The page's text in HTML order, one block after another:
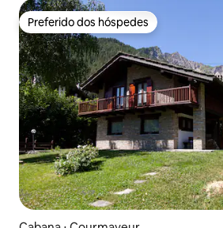
Preferido dos hóspedes
Preferido dos hóspedes